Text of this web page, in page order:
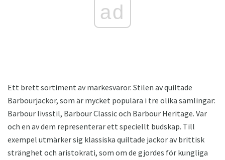
ad
Ett brett sortiment av märkesvaror. Stilen av quiltade
Barbourjackor, som är mycket populära i tre olika samlingar:
Barbour livsstil, Barbour Classic och Barbour Heritage. Var
och en av dem representerar ett speciellt budskap. Till
exempel utmärker sig klassiska quiltade jackor av brittisk
stränghet och aristokrati, som om de gjordes för kungliga